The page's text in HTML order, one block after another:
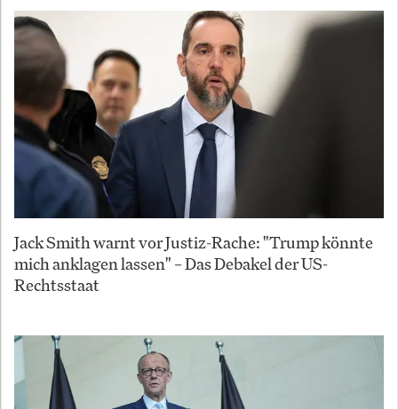
Jack Smith warnt vor Justiz-Rache: "Trump könnte
mich anklagen lassen" – Das Debakel der US-
Rechtsstaat